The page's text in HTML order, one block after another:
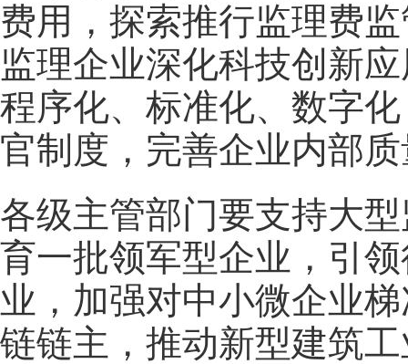
费用，探索推行监理费
监理企业深化科技创新
程序化、标准化、数字
官制度，完善企业内部
各级主管部门要支持大
育一批领军型企业，引
业，加强对中小微企业
链链主，推动新型建筑